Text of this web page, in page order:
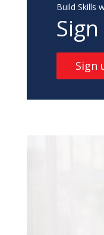
Build Skills
Sign